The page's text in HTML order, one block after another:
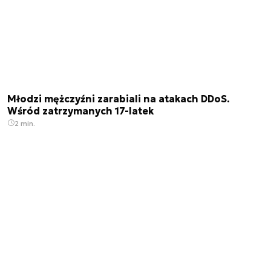
Młodzi mężczyźni zarabiali na atakach DDoS.
Wśród zatrzymanych 17-latek
2 min.